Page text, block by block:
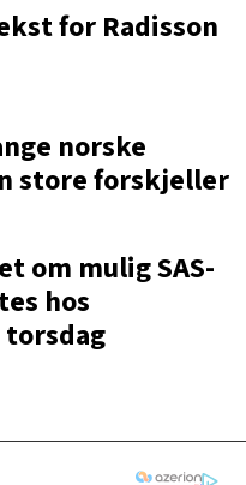
for Radisson
norske
store forskjeller
om mulig SAS-
hos